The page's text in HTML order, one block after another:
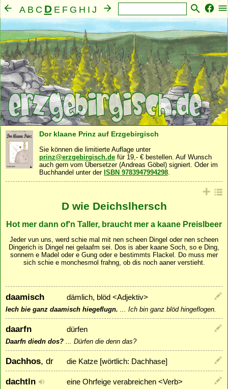
A B C D E F G H I J
K L M N O P Q R S T U V W X Y Z
Mensch·Seele·Geist·Familie·Gemeinschaft·
Nahrung · Natur· Sonstiges
Dor klaane Prinz auf Erzgebirgisch
Sie können die limitierte Auflage unter
prinz@erzgebirgisch.de für 19,- € bestellen. Auf Wunsch
auch gern vom Übersetzer (Andreas Göbel) signiert. Oder im
Buchhandel unter der ISBN 9783947994298.
D wie Deichslhersch
Hot mer dann of'n Taller, braucht mer a kaane Preislbeer
Jeder vun uns, werd schie mal mit nen scheen Dingel oder nen scheen
Dingerich is Dingel nei gelaafm sei. Dos is aber kaane Soch, so e Ding,
sonnern e Madel oder e Gung oder e bestimmts Flackel. Do muss mer
sich schie e monchesmol frahng, ob dis noch aaner verstieht.
daamisch dämlich, blöd <Adjektiv>
Iech bie ganz daamisch hiegeflugn. Ich bin ganz blöd hingeflogen.
daarfn dürfen
Daarfn diedn dos? Dürfen die denn das?
Dachhos, dr die Katze [wörtlich: Dachhase]
dachtln eine Ohrfeige verabreichen <Verb>